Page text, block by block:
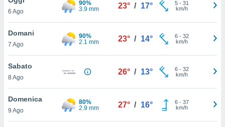
è
al sito
di
ci
di
il
6 Ago
90%
3.9 mm
23° / 17° 5- 31
km/h
Domani
7 Ago
90%
2.1 mm
23° / 14° 6- 32
km/h
Sabato
8 Ago
26° / 13° 6- 32
km/h
Domenica
9 Ago
80%
2.9 mm
27° / 16° 6- 37
km/h